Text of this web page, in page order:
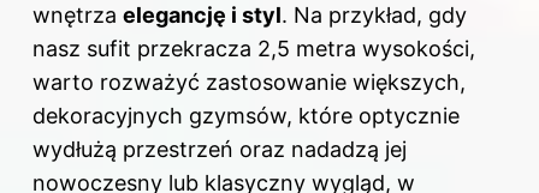
wnętrza elegancję i styl. Na przykład, gdy
nasz sufit przekracza 2,5 metra wysokości,
warto rozważyć zastosowanie większych,
dekoracyjnych gzymsów, które optycznie
wydłużą przestrzeń oraz nadadzą jej
nowoczesny lub klasyczny wygląd, w